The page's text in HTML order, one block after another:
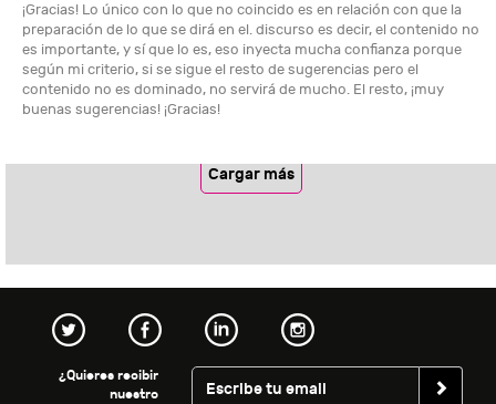
¡Gracias! Lo único con lo que no coincido es en relación con que la
preparación de lo que se dirá en el. discurso es decir, el contenido no
es importante, y sí que lo es, eso inyecta mucha confianza porque
según mi criterio, si se sigue el resto de sugerencias pero el
contenido no es dominado, no servirá de mucho. El resto, ¡muy
buenas sugerencias! ¡Gracias!
Cargar más
¿Quieres recibir
nuestro